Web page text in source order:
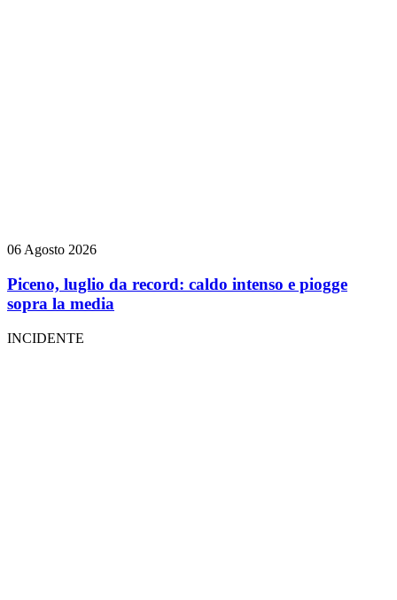
06 Agosto 2026
Piceno, luglio da record: caldo intenso e piogge
sopra la media
INCIDENTE